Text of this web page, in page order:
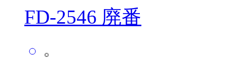
FD-2546 廃番